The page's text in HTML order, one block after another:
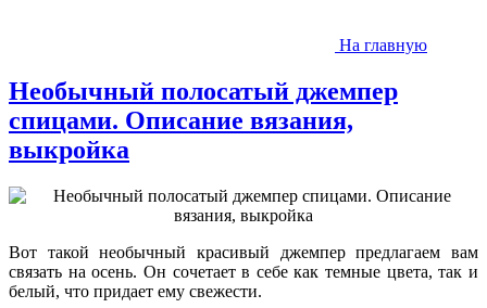
На главную
Необычный полосатый джемпер
спицами. Описание вязания,
выкройка
Вот такой необычный красивый джемпер предлагаем вам
связать на осень. Он сочетает в себе как темные цвета, так и
белый, что придает ему свежести.